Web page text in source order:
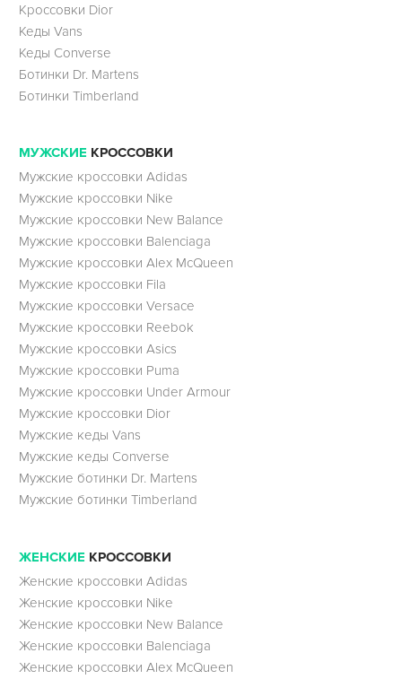
Кроссовки Dior
Кеды Vans
Кеды Converse
Ботинки Dr. Martens
Ботинки Timberland
МУЖСКИЕ КРОССОВКИ
Мужские кроссовки Adidas
Мужские кроссовки Nike
Мужские кроссовки New Balance
Мужские кроссовки Balenciaga
Мужские кроссовки Alex McQueen
Мужские кроссовки Fila
Мужские кроссовки Versace
Мужские кроссовки Reebok
Мужские кроссовки Asics
Мужские кроссовки Puma
Мужские кроссовки Under Armour
Мужские кроссовки Dior
Мужские кеды Vans
Мужские кеды Converse
Мужские ботинки Dr. Martens
Мужские ботинки Timberland
ЖЕНСКИЕ КРОССОВКИ
Женские кроссовки Adidas
Женские кроссовки Nike
Женские кроссовки New Balance
Женские кроссовки Balenciaga
Женские кроссовки Alex McQueen